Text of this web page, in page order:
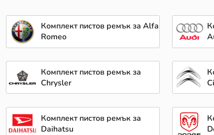
Комплект пистов ремък за Alfa
Romeo
Комплект пистов ремък за
Chrysler
Комплект пистов ремък за
Daihatsu